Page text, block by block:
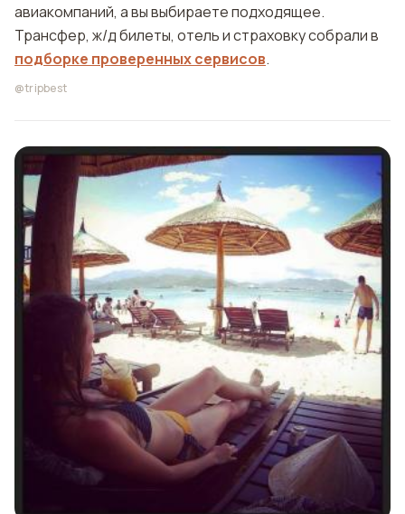
авиакомпаний, а вы выбираете подходящее.
Трансфер, ж/д билеты, отель и страховку собрали в
подборке проверенных сервисов.
@tripbest